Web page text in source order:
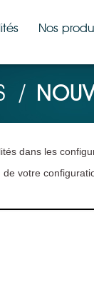
Nos
/
dans les
votre